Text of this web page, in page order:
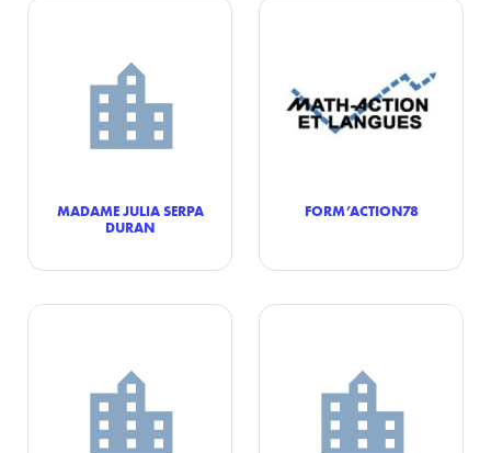
MADAME JULIA SERPA
DURAN
FORM’ACTION78